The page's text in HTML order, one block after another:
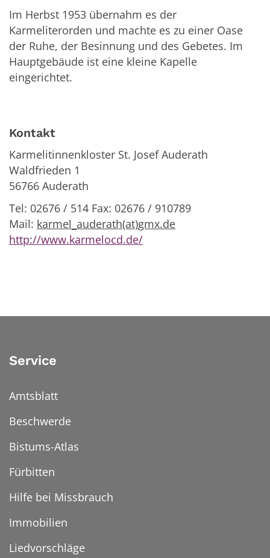
Im Herbst 1953 übernahm es der
Karmeliterorden und machte es zu einer Oase
der Ruhe, der Besinnung und des Gebetes. Im
Hauptgebäude ist eine kleine Kapelle
eingerichtet.
Kontakt
Karmelitinnenkloster St. Josef Auderath
Waldfrieden 1
56766 Auderath
Tel: 02676 / 514 Fax: 02676 / 910789
Mail: karmel_auderath(at)gmx.de
http://www.karmelocd.de/
Service
Amtsblatt
Beschwerde
Bistums-Atlas
Fürbitten
Hilfe bei Missbrauch
Immobilien
Liedvorschläge